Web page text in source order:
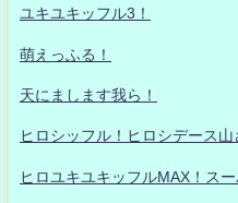
ユキユキッフル3！
萌えっふる！
天にまします我ら！
ヒロシッフル！ヒロシデース
ヒロユキユキッフルMAX！スー